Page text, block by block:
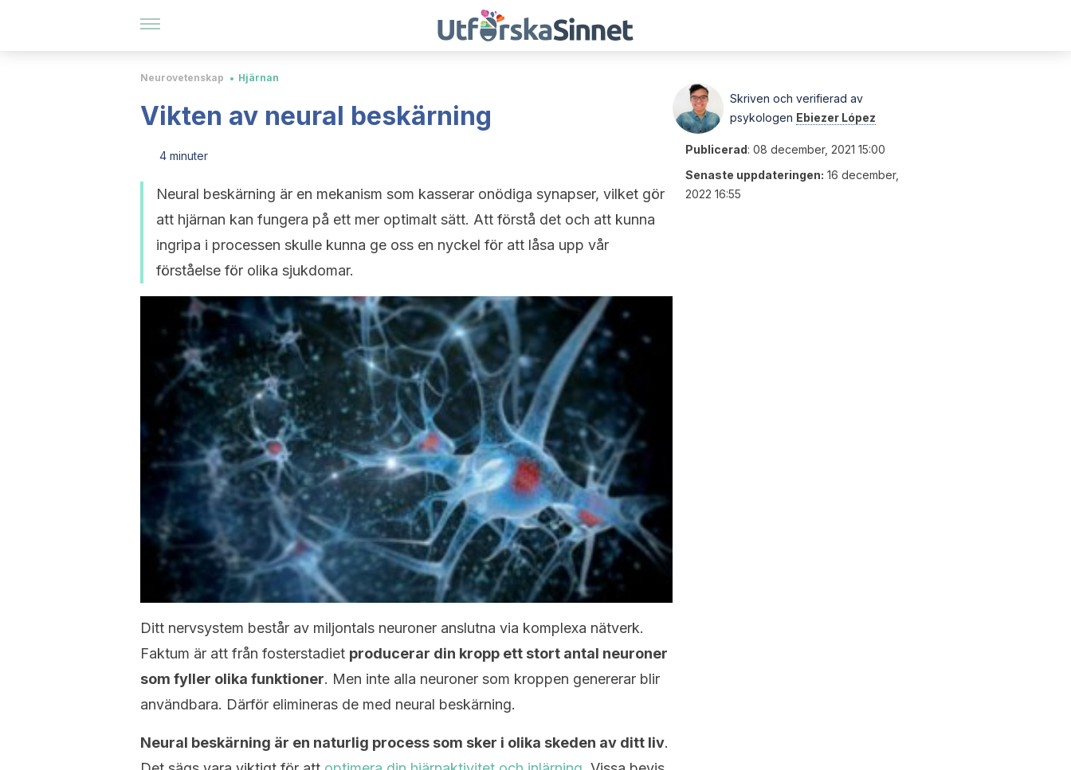
Neurovetenskap Hjärnan
Vikten av neural beskärning
4 minuter
Neural beskärning är en mekanism som kasserar onödiga synapser, vilket gör
att hjärnan kan fungera på ett mer optimalt sätt. Att förstå det och att kunna
ingripa i processen skulle kunna ge oss en nyckel för att låsa upp vår
förståelse för olika sjukdomar.
Ditt nervsystem består av miljontals neuroner anslutna via komplexa nätverk.
Faktum är att från fosterstadiet producerar din kropp ett stort antal neuroner
som fyller olika funktioner. Men inte alla neuroner som kroppen genererar blir
användbara. Därför elimineras de med neural beskärning.
Neural beskärning är en naturlig process som sker i olika skeden av ditt liv.
Skriven och verifierad av
psykologen Ebiezer López
Publicerad: 08 december, 2021 15:00
Senaste uppdateringen: 16 december,
2022 16:55